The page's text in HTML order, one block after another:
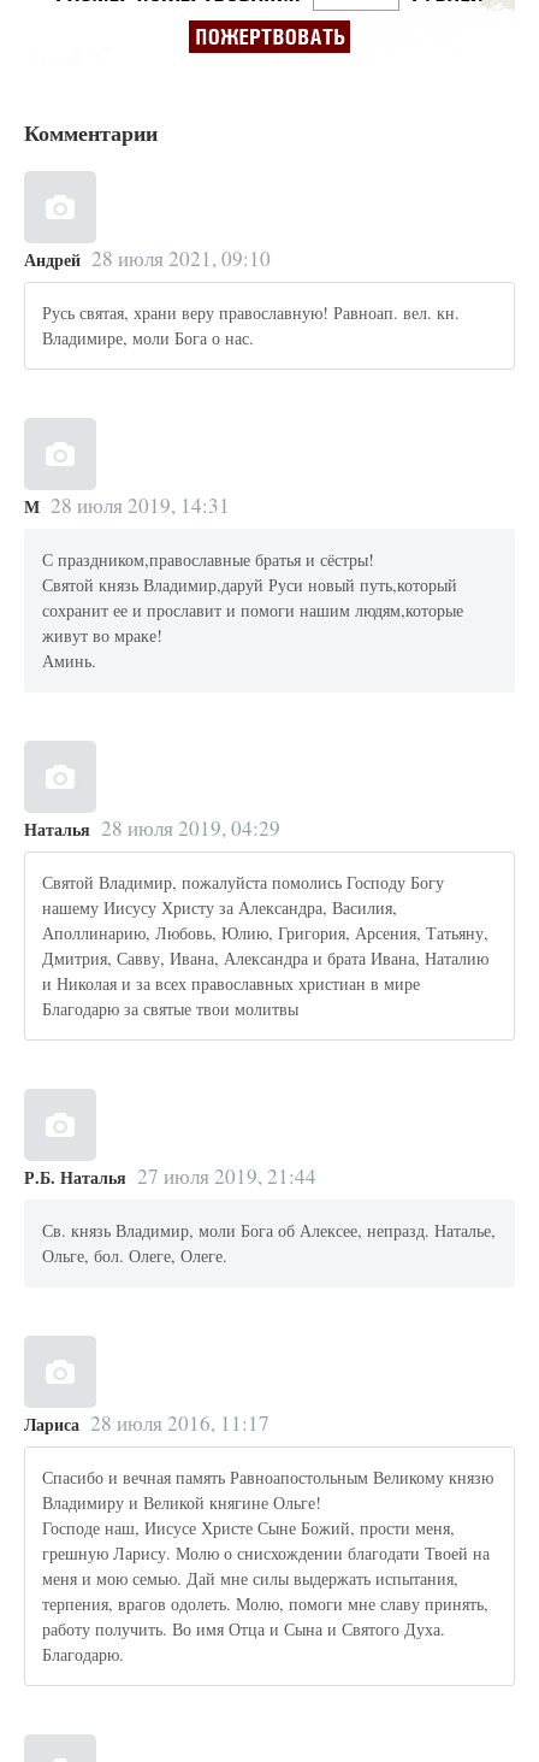
Комментарии
Андрей 28 июля 2021, 09:10
Русь святая, храни веру православную! Равноап. вел. кн.
Владимире, моли Бога о нас.
М 28 июля 2019, 14:31
С праздником,православные братья и сёстры!
Святой князь Владимир,даруй Руси новый путь,который
сохранит ее и прославит и помоги нашим людям,которые
живут во мраке!
Аминь.
Наталья 28 июля 2019, 04:29
Святой Владимир, пожалуйста помолись Господу Богу
нашему Иисусу Христу за Александра, Василия,
Аполлинарию, Любовь, Юлию, Григория, Арсения, Татьяну,
Дмитрия, Савву, Ивана, Александра и брата Ивана, Наталию
и Николая и за всех православных христиан в мире
Благодарю за святые твои молитвы
Р.Б. Наталья 27 июля 2019, 21:44
Св. князь Владимир, моли Бога об Алексее, непразд. Наталье,
Ольге, бол. Олеге, Олеге.
Лариса 28 июля 2016, 11:17
Спасибо и вечная память Равноапостольным Великому князю
Владимиру и Великой княгине Ольге!
Господе наш, Иисусе Христе Сыне Божий, прости меня,
грешную Ларису. Молю о снисхождении благодати Твоей на
меня и мою семью. Дай мне силы выдержать испытания,
терпения, врагов одолеть. Молю, помоги мне славу принять,
работу получить. Во имя Отца и Сына и Святого Духа.
Благодарю.